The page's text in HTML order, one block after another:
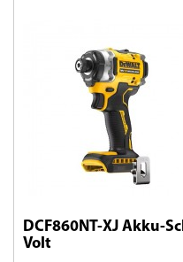
DCF860NT-XJ Akku-
Volt